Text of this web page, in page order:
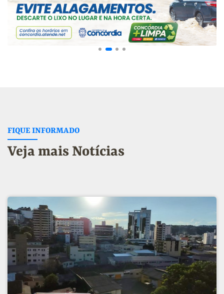
FIQUE INFORMADO
Veja mais Notícias